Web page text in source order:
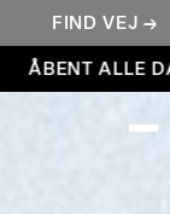
FIND VEJ →
ÅBENT ALLE